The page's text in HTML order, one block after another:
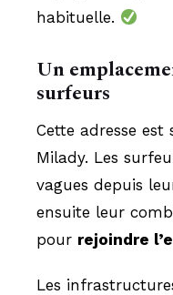
habituelle.
Un
surfeurs
Cette adresse
Milady. Les
vagues depuis
ensuite leur
pour rejoindre
Les